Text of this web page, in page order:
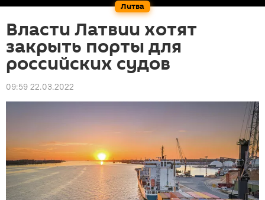
Литва
Власти Латвии хотят
закрыть порты для
российских судов
09:59 22.03.2022